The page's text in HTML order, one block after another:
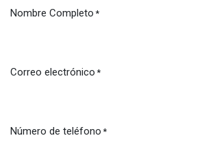
Nombre Completo *
Correo electrónico *
Número de teléfono *